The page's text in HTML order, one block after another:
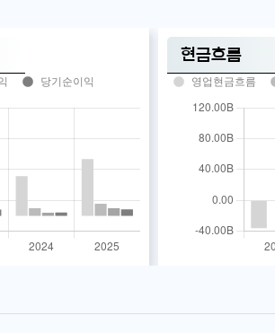
당기순이익
현금흐름
영업현금흐름